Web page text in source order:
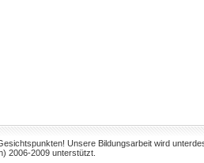
Unsere Bildungsarbeit wird
2006-2009 unterstützt.